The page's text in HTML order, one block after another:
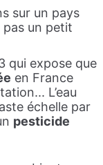
sur un pays
un petit
qui expose que
en France
L’eau
échelle par
pesticide